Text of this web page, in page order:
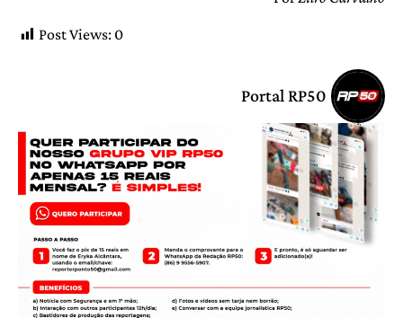
Post Views: 0
Portal RP50